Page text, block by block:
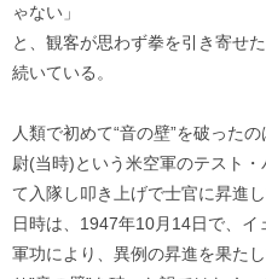
ゃない」
と、観客が思わず拳を引き寄せ
続いている。
人類で初めて“音の壁”を破った
尉(当時)という米空軍のテスト
て入隊し叩き上げで士官に昇進し
日時は、1947年10月14日で、イ
軍功により、異例の昇進を果た